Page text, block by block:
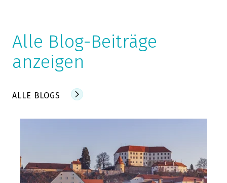
Alle Blog-Beiträge
anzeigen
ALLE BLOGS